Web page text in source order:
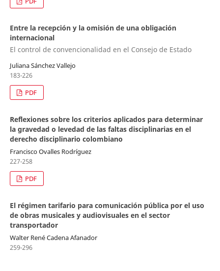
Entre la recepción y la omisión de una obligación
internacional
El control de convencionalidad en el Consejo de Estado
Juliana Sánchez Vallejo
183-226
PDF
Reflexiones sobre los criterios aplicados para determinar
la gravedad o levedad de las faltas disciplinarias en el
derecho disciplinario colombiano
Francisco Ovalles Rodríguez
227-258
PDF
El régimen tarifario para comunicación pública por el uso
de obras musicales y audiovisuales en el sector
transportador
Walter René Cadena Afanador
259-296